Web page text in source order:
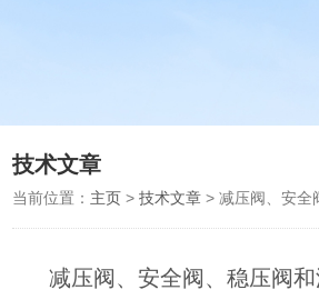
技术文章
当前位置： 主页 >技术文章 > 减压阀、安全
减压阀、安全阀、稳压阀